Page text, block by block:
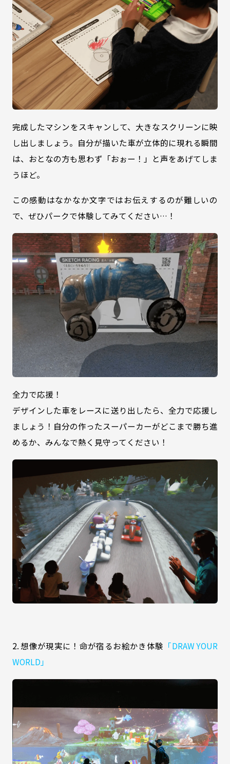
完成したマシンをスキャンして、大きなスクリーンに映
し出しましょう。自分が描いた車が立体的に現れる瞬間
は、おとなの方も思わず「おぉー！」と声をあげてしま
うほど。
この感動はなかなか文字ではお伝えするのが難しいの
で、ぜひパークで体験してみてください…！
全力で応援！
デザインした車をレースに送り出したら、全力で応援し
ましょう！自分の作ったスーパーカーがどこまで勝ち進
めるか、みんなで熱く見守ってください！
2. 想像が現実に！命が宿るお絵かき体験 「DRAW YOUR
WORLD」